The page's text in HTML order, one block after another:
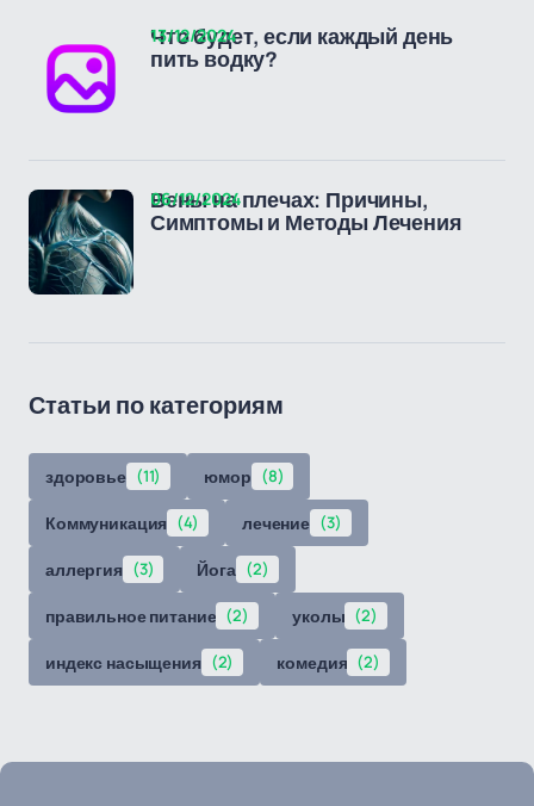
Что будет, если каждый день
пить водку?
13/12/2024
Вены на плечах: Причины,
Симптомы и Методы Лечения
06/12/2024
Статьи по категориям
здоровье (11) юмор (8)
Коммуникация (4) лечение (3)
аллергия (3) Йога (2)
правильное питание (2) уколы (2)
индекс насыщения (2) комедия (2)